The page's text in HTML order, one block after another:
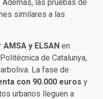
las pruebas de
similares a las
AMSA y ELSAN en
de Catalunya,
La fase de
con 90.000 euros y
urbanos lleguen a